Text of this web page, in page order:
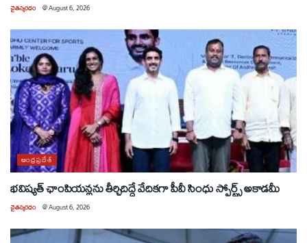
చైతన్యరధం @August 6, 2026
ఆంధ్రప్రదేశ్
భవిష్యత్ ఛాంపియన్లను తీర్చిదిద్దే వేదికగా పీవీ సింధు స్పోర్ట్స్ అకాడమీ
చైతన్యరధం @August 6, 2026